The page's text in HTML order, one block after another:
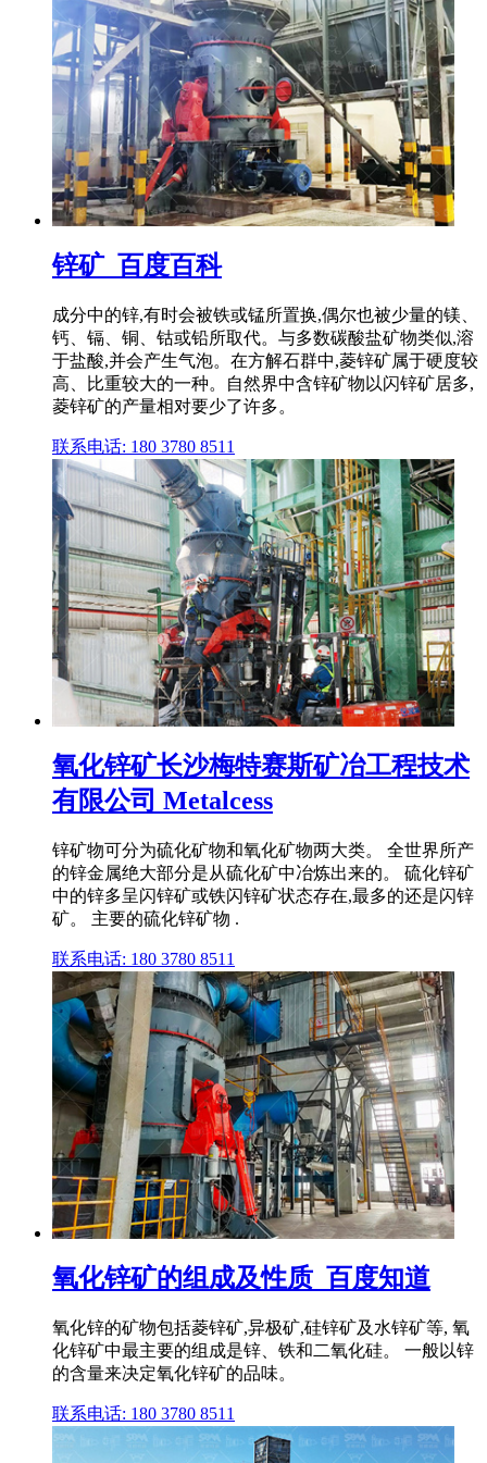
锌矿_百度百科
成分中的锌,有时会被铁或锰所置换,偶尔也被少量的镁、
钙、镉、铜、钴或铅所取代。与多数碳酸盐矿物类似,溶
于盐酸,并会产生气泡。在方解石群中,菱锌矿属于硬度较
高、比重较大的一种。自然界中含锌矿物以闪锌矿居多,
菱锌矿的产量相对要少了许多。
联系电话: 180 3780 8511
氧化锌矿长沙梅特赛斯矿冶工程技术
有限公司 Metalcess
锌矿物可分为硫化矿物和氧化矿物两大类。 全世界所产
的锌金属绝大部分是从硫化矿中冶炼出来的。 硫化锌矿
中的锌多呈闪锌矿或铁闪锌矿状态存在,最多的还是闪锌
矿。 主要的硫化锌矿物 .
联系电话: 180 3780 8511
氧化锌矿的组成及性质_百度知道
氧化锌的矿物包括菱锌矿,异极矿,硅锌矿及水锌矿等, 氧
化锌矿中最主要的组成是锌、铁和二氧化硅。 一般以锌
的含量来决定氧化锌矿的品味。
联系电话: 180 3780 8511